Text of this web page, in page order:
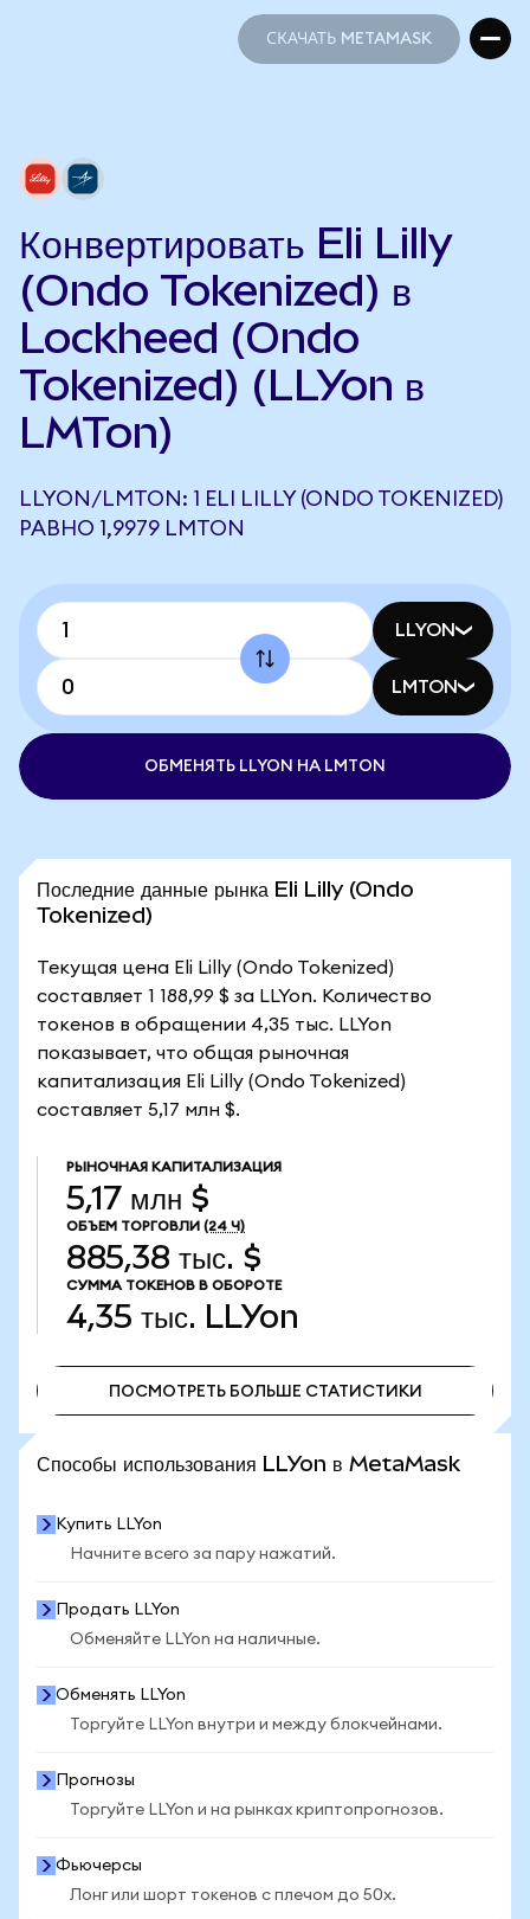
СКАЧАТЬ METAMASK
Конвертировать Eli Lilly
(Ondo Tokenized) в
Lockheed (Ondo
Tokenized) (LLYon в
LMTon)
LLYON/LMTON: 1 ELI LILLY (ONDO TOKENIZED)
РАВНО 1,9979 LMTON
LLYON
LMTON
ОБМЕНЯТЬ LLYON НА LMTON
Последние данные рынка Eli Lilly (Ondo
Tokenized)
Текущая цена Eli Lilly (Ondo Tokenized)
составляет 1 188,99 $ за LLYon. Количество
токенов в обращении 4,35 тыс. LLYon
показывает, что общая рыночная
капитализация Eli Lilly (Ondo Tokenized)
составляет 5,17 млн $.
РЫНОЧНАЯ КАПИТАЛИЗАЦИЯ
5,17 млн $
ОБЪЕМ ТОРГОВЛИ (24 Ч)
885,38 тыс. $
СУММА ТОКЕНОВ В ОБОРОТЕ
4,35 тыс. LLYon
ПОСМОТРЕТЬ БОЛЬШЕ СТАТИСТИКИ
Способы использования LLYon в MetaMask
Купить LLYon
Начните всего за пару нажатий.
Продать LLYon
Обменяйте LLYon на наличные.
Обменять LLYon
Торгуйте LLYon внутри и между блокчейнами.
Прогнозы
Торгуйте LLYon и на рынках криптопрогнозов.
Фьючерсы
Лонг или шорт токенов с плечом до 50x.